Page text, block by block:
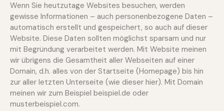
Wenn Sie heutzutage Websites besuchen, werden
gewisse Informationen – auch personenbezogene Daten –
automatisch erstellt und gespeichert, so auch auf dieser
Website. Diese Daten sollten möglichst sparsam und nur
mit Begründung verarbeitet werden. Mit Website meinen
wir übrigens die Gesamtheit aller Webseiten auf einer
Domain, d.h. alles von der Startseite (Homepage) bis hin
zur aller letzten Unterseite (wie dieser hier). Mit Domain
meinen wir zum Beispiel beispiel.de oder
musterbeispiel.com.